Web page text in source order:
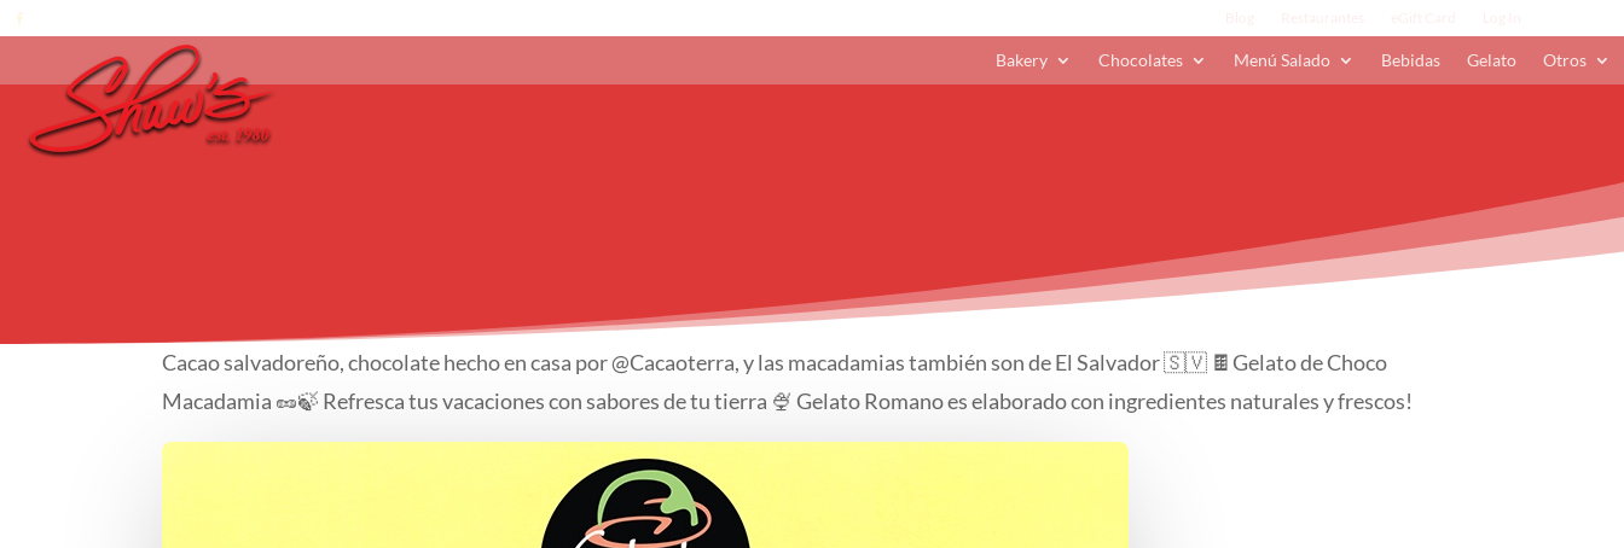
Bakery Chocolates Menú Salado Bebidas Gelato Otros
Cacao salvadoreño, chocolate hecho en casa por @Cacaoterra, y las macadamias también son de El Salvador 🇸🇻 🍫Gelato de Choco
Macadamia 🥜🍃 Refresca tus vacaciones con sabores de tu tierra 🍨 Gelato Romano es elaborado con ingredientes naturales y frescos!